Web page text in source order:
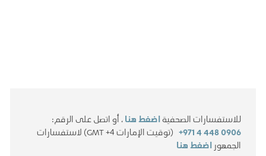
للاستفسارات الصحفيةاضغط هنا، أو اتصل على الرقم:
+971 4 448 0906
(توقيت الإمارات GMT +4) لاستفسارات
الجمهور اضغط هنا